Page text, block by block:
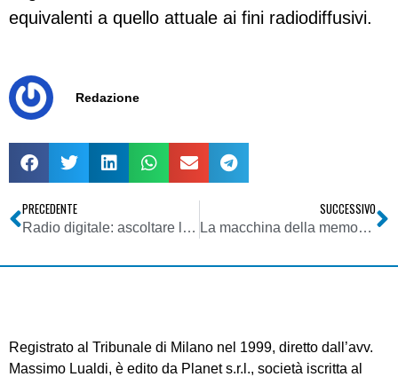
equivalenti a quello attuale ai fini radiodiffusivi.
Redazione
PRECEDENTE
Radio digitale: ascoltare le emittenti sui palmari BlackBerry RIM con Live365
SUCCESSIVO
La macchina della memoria per gli archivi audiovisivi
Registrato al Tribunale di Milano nel 1999, diretto dall’avv.
Massimo Lualdi, è edito da Planet s.r.l., società iscritta al